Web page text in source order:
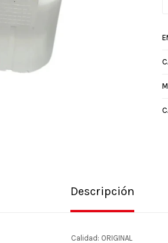
Descripción
Calidad: ORIGINAL